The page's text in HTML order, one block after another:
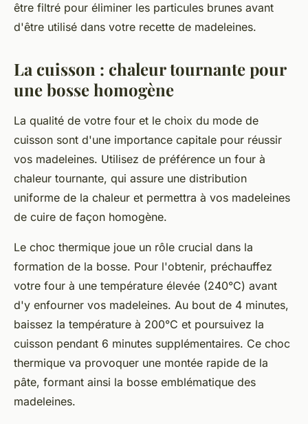
être filtré pour éliminer les particules brunes avant
d'être utilisé dans votre recette de madeleines.
La cuisson : chaleur tournante pour
une bosse homogène
La qualité de votre four et le choix du mode de
cuisson sont d'une importance capitale pour réussir
vos madeleines. Utilisez de préférence un four à
chaleur tournante, qui assure une distribution
uniforme de la chaleur et permettra à vos madeleines
de cuire de façon homogène.
Le choc thermique joue un rôle crucial dans la
formation de la bosse. Pour l'obtenir, préchauffez
votre four à une température élevée (240°C) avant
d'y enfourner vos madeleines. Au bout de 4 minutes,
baissez la température à 200°C et poursuivez la
cuisson pendant 6 minutes supplémentaires. Ce choc
thermique va provoquer une montée rapide de la
pâte, formant ainsi la bosse emblématique des
madeleines.